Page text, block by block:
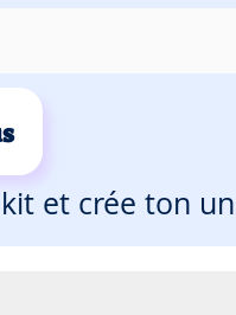
et crée ton